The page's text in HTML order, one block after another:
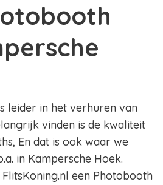
leider in het verhuren van
vinden is de kwaliteit
En dat is ook waar we
in Kampersche Hoek.
een Photobooth